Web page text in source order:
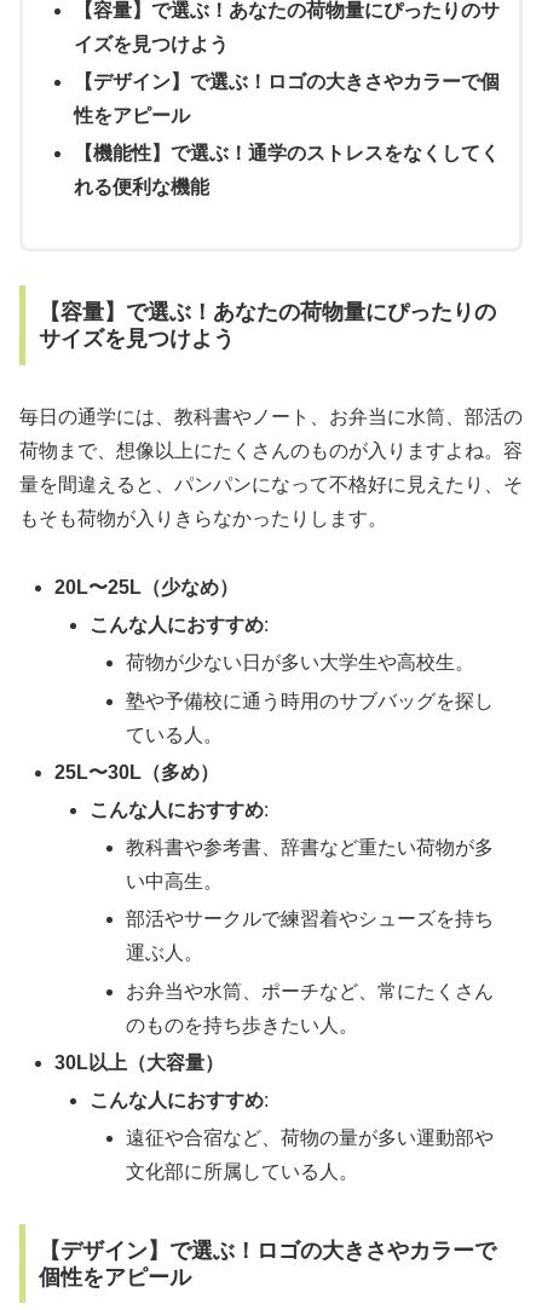
【容量】で選ぶ！あなたの荷物量にぴったりのサ
イズを見つけよう
【デザイン】で選ぶ！ロゴの大きさやカラーで個
性をアピール
【機能性】で選ぶ！通学のストレスをなくしてく
れる便利な機能
【容量】で選ぶ！あなたの荷物量にぴったりの
サイズを見つけよう
毎日の通学には、教科書やノート、お弁当に水筒、部活の
荷物まで、想像以上にたくさんのものが入りますよね。容
量を間違えると、パンパンになって不格好に見えたり、そ
もそも荷物が入りきらなかったりします。
20L〜25L（少なめ）
こんな人におすすめ:
荷物が少ない日が多い大学生や高校生。
塾や予備校に通う時用のサブバッグを探し
ている人。
25L〜30L（多め）
こんな人におすすめ:
教科書や参考書、辞書など重たい荷物が多
い中高生。
部活やサークルで練習着やシューズを持ち
運ぶ人。
お弁当や水筒、ポーチなど、常にたくさん
のものを持ち歩きたい人。
30L以上（大容量）
こんな人におすすめ:
遠征や合宿など、荷物の量が多い運動部や
文化部に所属している人。
【デザイン】で選ぶ！ロゴの大きさやカラーで
個性をアピール